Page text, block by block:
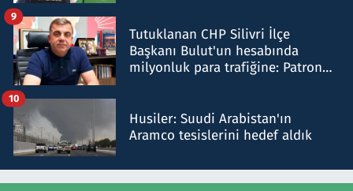
Tutuklanan CHP Silivri İlçe
Başkanı Bulut'un hesabında
milyonluk para trafiğine: Patron
9
Husiler: Suudi Arabistan'ın
Aramco tesislerini hedef aldık
10